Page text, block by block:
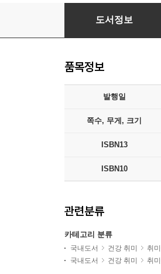
초보자를 위한 친환경
도서정보
품목정보
발행일
쪽수, 무게, 크기
ISBN13
ISBN10
관련분류
카테고리 분류
국내도서 건강 취미 취
국내도서
건강 취미 취